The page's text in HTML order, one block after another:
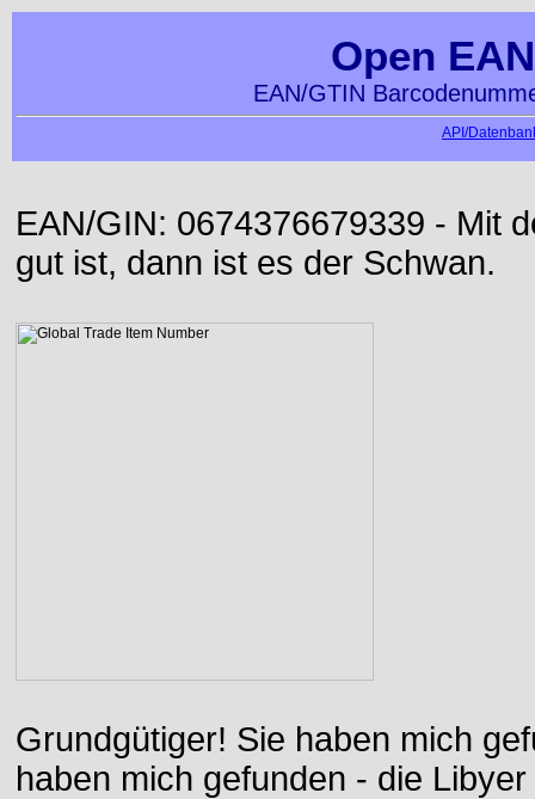
Open
EAN/GTIN
API/
EAN/GIN: 0674376679339 - Mit
gut ist, dann ist es der Schwan.
Grundgütiger! Sie haben mich
haben mich gefunden - die